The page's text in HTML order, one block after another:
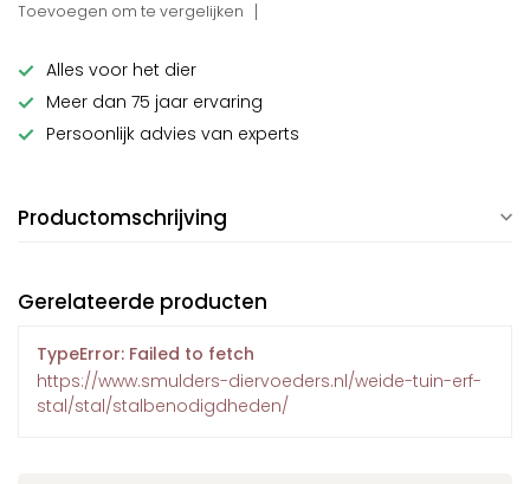
Toevoegen om te vergelijken
Alles voor het dier
Meer dan 75 jaar ervaring
Persoonlijk advies van experts
Productomschrijving
Gerelateerde producten
TypeError: Failed to fetch
https://www.smulders-diervoeders.nl/weide-tuin-erf-
stal/stal/stalbenodigdheden/